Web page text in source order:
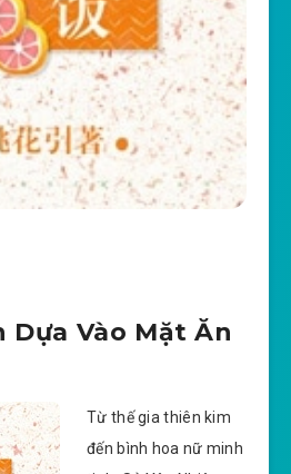
Dựa Vào Mặt Ăn
Từ thế gia thiên kim
đến bình hoa nữ minh